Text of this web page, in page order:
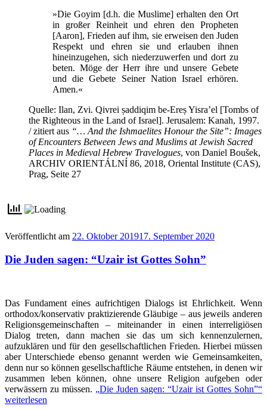
»Die Goyim [d.h. die Muslime] erhalten den Ort
in großer Reinheit und ehren den Propheten
[Aaron], Frieden auf ihm, sie erweisen den Juden
Respekt und ehren sie und erlauben ihnen
hineinzugehen, sich niederzuwerfen und dort zu
beten. Möge der Herr ihre und unsere Gebete
und die Gebete Seiner Nation Israel erhören.
Amen.«
Quelle: Ilan, Zvi. Qivrei ṣaddiqim be-Ereṣ Yisra’el [Tombs of
the Righteous in the Land of Israel]. Jerusalem: Kanah, 1997.
/ zitiert aus “… And the Ishmaelites Honour the Site”: Images
of Encounters Between Jews and Muslims at Jewish Sacred
Places in Medieval Hebrew Travelogues, von Daniel Boušek,
ARCHIV ORIENTÁLNÍ 86, 2018, Oriental Institute (CAS),
Prag, Seite 27
Veröffentlicht am 22. Oktober 201917. September 2020
Die Juden sagen: “Uzair ist Gottes Sohn”
Das Fundament eines aufrichtigen Dialogs ist Ehrlichkeit. Wenn
orthodox/konservativ praktizierende Gläubige – aus jeweils anderen
Religionsgemeinschaften – miteinander in einen interreligiösen
Dialog treten, dann machen sie das um sich kennenzulernen,
aufzuklären und für den gesellschaftlichen Frieden. Hierbei müssen
aber Unterschiede ebenso genannt werden wie Gemeinsamkeiten,
denn nur so können gesellschaftliche Räume entstehen, in denen wir
zusammen leben können, ohne unsere Religion aufgeben oder
verwässern zu müssen. „Die Juden sagen: “Uzair ist Gottes Sohn”“
weiterlesen